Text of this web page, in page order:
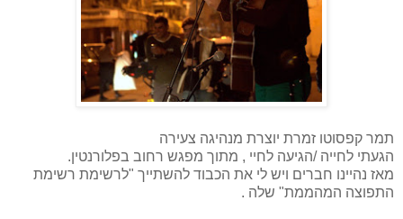
תמר קפסוטו זמרת יוצרת מנהיגה צעירה
הגעתי לחייה /הגיעה לחיי , מתוך מפגש רחוב בפלורנטין.
מאז נהיינו חברים ויש לי את הכבוד להשתייך "לרשימת רשימת
התפוצה המהממת" שלה .